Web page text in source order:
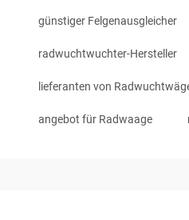
günstiger Felgenausgleicher
radwuchtwuchter-Hersteller
lieferanten von
angebot für Radwaage